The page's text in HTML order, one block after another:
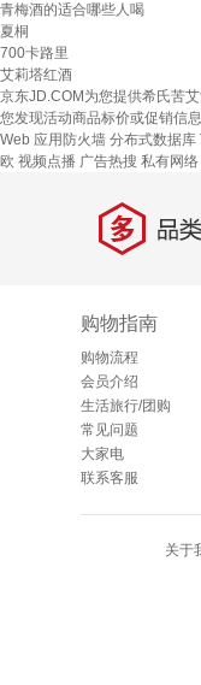
青梅酒的适合哪些人喝
夏桐
700卡路里
艾莉塔红酒
京东JD.COM为您提供希氏苦
您发现活动商品标价或促销信
Web 应用防火墙 分布式数据库
欧 视频点播 广告热搜 私有网络
多 品类
购物指南
购物流程
会员介绍
生活旅行/团购
常见问题
大家电
联系客服
关于